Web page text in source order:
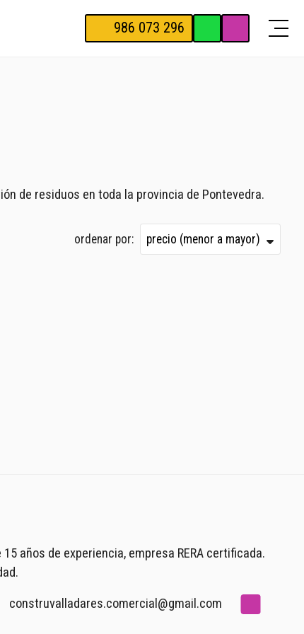
986 073 296
de residuos en toda la provincia de Pontevedra.
ordenar por:
años de experiencia, empresa RERA certificada.
construvalladares.comercial@gmail.com